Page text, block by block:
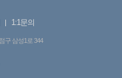
1:1문의
구 삼성1로 344